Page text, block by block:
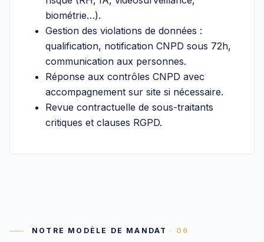
biométrie…).
Gestion des violations de données :
qualification, notification CNPD sous 72h,
communication aux personnes.
Réponse aux contrôles CNPD avec
accompagnement sur site si nécessaire.
Revue contractuelle de sous-traitants
critiques et clauses RGPD.
NOTRE MODÈLE DE MANDAT